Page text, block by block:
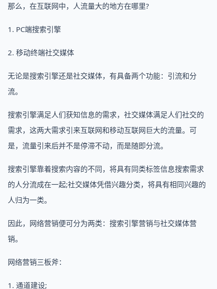
那么，在互联网中，人流量大的地方在哪里?
1. PC端搜索引擎
2. 移动终端社交媒体
无论是搜索引擎还是社交媒体，有具备两个功能：引流和分
流。
搜索引擎满足人们获知信息的需求，社交媒体满足人们社交的
需求，这两大需求引来互联网和移动互联网巨大的流量。可
是，流量引来后并不是停滞不动，而是随即分流。
搜索引擎靠着搜索内容的不同，将具有同类标签信息搜索需求
的人分流成在一起;社交媒体凭借兴趣分类，将具有相同兴趣的
人归为一类。
因此，网络营销便可分为两类：搜索引擎营销与社交媒体营
销。
网络营销三板斧：
1. 通道建设;